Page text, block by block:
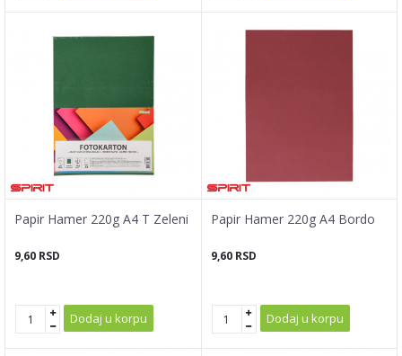
Papir Hamer 220g A4 T Zeleni
9,60 RSD
Dodaj u korpu
Papir Hamer 220g A4 Bordo
9,60 RSD
Dodaj u korpu